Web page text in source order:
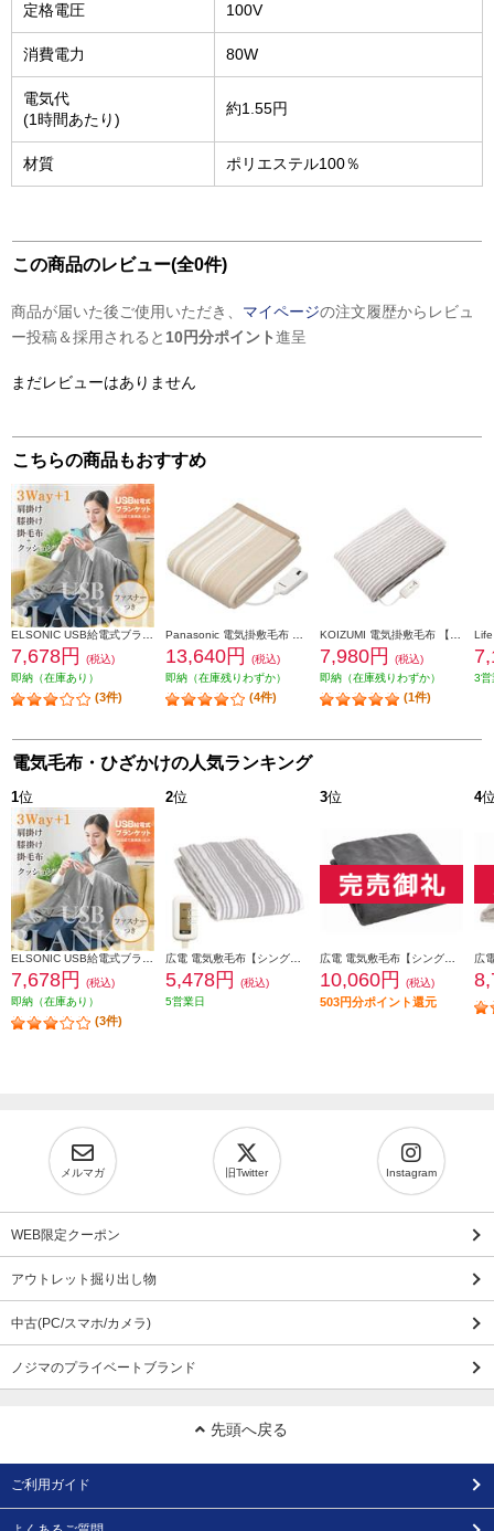
定格電圧 100V
消費電力 80W
電気代
(1時間あたり)
約1.55円
材質 ポリエステル100％
この商品のレビュー(全0件)
商品が届いた後ご使用いただき、 マイページの注文履歴からレビュ
ー投稿＆採用されると 10円分ポイント進呈
まだレビューはありません
こちらの商品もおすすめ
7,678円
(税込)
即納（在庫あり）
(3件)
13,640円
(税込)
即納（在庫残りわずか）
(4件)
7,980円
(税込)
即納（在庫残りわずか）
(1件)
3営
電気毛布・ひざかけの人気ランキング
1位
7,678円
(税込)
即納（在庫あり）
(3件)
2位
5,478円
(税込)
5営業日
3位
10,060円 (税込)
503円分ポイント還元
4
メルマガ 旧Twitter Instagram
WEB限定クーポン
アウトレット掘り出し物
中古(PC/スマホ/カメラ)
ノジマのプライベートブランド
先頭へ戻る
ご利用ガイド